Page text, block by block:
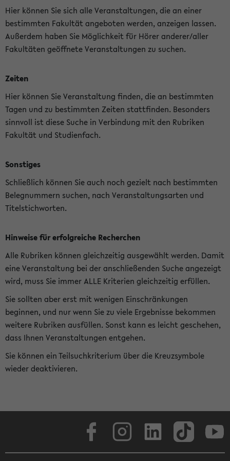
Hier können Sie sich alle Veranstaltungen, die an einer
bestimmten Fakultät angeboten werden, anzeigen lassen.
Außerdem haben Sie Möglichkeit für Hörer anderer/aller
Fakultäten geöffnete Veranstaltungen zu suchen.
Zeiten
Hier können Sie Veranstaltung finden, die an bestimmten
Tagen und zu bestimmten Zeiten stattfinden. Besonders
sinnvoll ist diese Suche in Verbindung mit den Rubriken
Fakultät und Studienfach.
Sonstiges
Schließlich können Sie auch noch gezielt nach bestimmten
Belegnummern suchen, nach Veranstaltungsarten und
Titelstichworten.
Hinweise für erfolgreiche Recherchen
Alle Rubriken können gleichzeitig ausgewählt werden. Damit
eine Veranstaltung bei der anschließenden Suche angezeigt
wird, muss Sie immer ALLE Kriterien gleichzeitig erfüllen.
Sie sollten aber erst mit wenigen Einschränkungen
beginnen, und nur wenn Sie zu viele Ergebnisse bekommen
weitere Rubriken ausfüllen. Sonst kann es leicht geschehen,
dass Ihnen Veranstaltungen entgehen.
Sie können ein Teilsuchkriterium über die Kreuzsymbole
wieder deaktivieren.